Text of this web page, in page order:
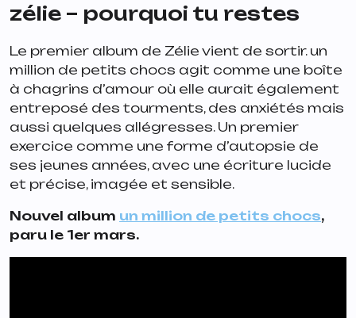
zélie – pourquoi tu restes
Le premier album de Zélie vient de sortir. un
million de petits chocs agit comme une boîte
à chagrins d’amour où elle aurait également
entreposé des tourments, des anxiétés mais
aussi quelques allégresses. Un premier
exercice comme une forme d’autopsie de
ses jeunes années, avec une écriture lucide
et précise, imagée et sensible.
Nouvel album un million de petits chocs,
paru le 1er mars.